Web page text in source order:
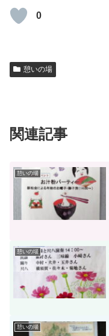
0
憩いの場
関連記事
憩いの場
憩いの場
憩いの場